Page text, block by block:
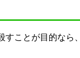
ことが目的なら